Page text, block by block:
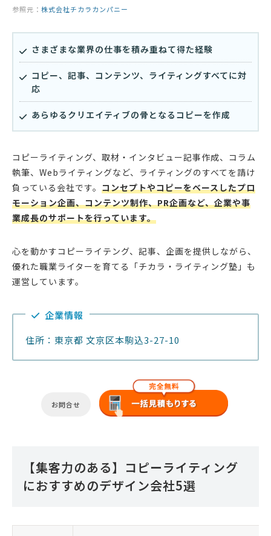
参照元： 株式会社チカラカンパニー
さまざまな業界の仕事を積み重ねて得た経験
コピー、記事、コンテンツ、ライティングすべてに対
応
あらゆるクリエイティブの骨となるコピーを作成
コピーライティング、取材・インタビュー記事作成、コラム
執筆、Webライティングなど、ライティングのすべてを請け
負っている会社です。 コンセプトやコピーをベースしたプロ
モーション企画、コンテンツ制作、PR企画など、企業や事
業成長のサポートを行っています。
心を動かすコピーライテング、記事、企画を提供しながら、
優れた職業ライターを育てる「チカラ・ライティング塾」も
運営しています。
企業情報
住所：東京都 文京区本駒込3-27-10
お問合せ
【集客力のある】コピーライティング
におすすめのデザイン会社5選